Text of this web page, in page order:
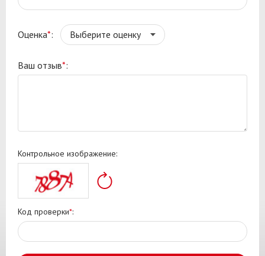
Оценка*:
Ваш отзыв*:
Контрольное изображение:
Код проверки*: